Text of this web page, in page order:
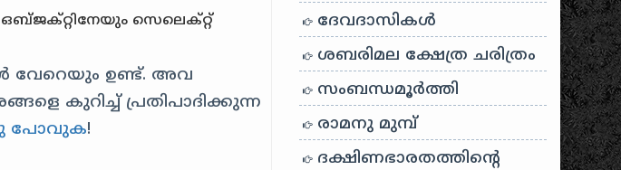
സെലെക്റ്റ്
വേറെയും ഉണ്ട്. അവ
കുറിച്ച് പ്രതിപാദിക്കുന്ന
പോവുക!
ദേവദാസികൾ
ശബരിമല ക്ഷേത്ര ചരിത്രം
സംബന്ധമൂർത്തി
രാമനു മുമ്പ്
ദക്ഷിണഭാരതത്തിൻ്റെ